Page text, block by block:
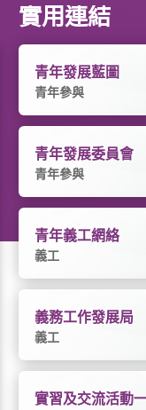
實用連結
青年發展藍圖
青年參與
青年發展委員會
青年參與
青年義工網絡
義工
義務工作發展局
義工
實習及交流活動